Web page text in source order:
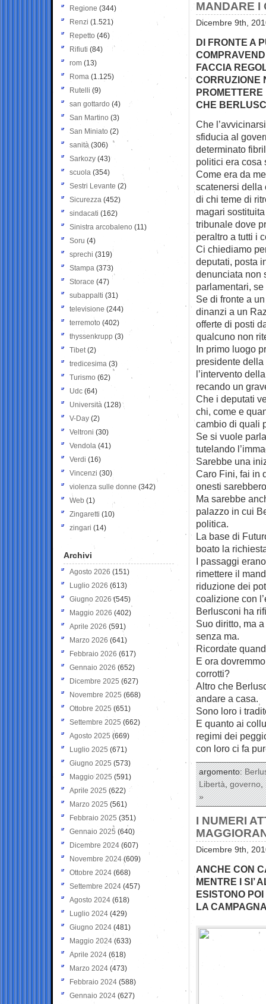
MANDARE I
Dicembre 9th,
DI FRONTE A
FACCIA
CORRUZIONE
CHE
Che
sfiducia al
determinato
politici era cosa
Come era da
scatenersi della
di chi teme di
magari
tribunale dove
peraltro a tutti i
Ci chiediamo
deputati, posta
denunciata non
parlamentari,
Se di fronte a
dinanzi a un
offerte di posti
qualcuno non
In primo luogo
presidente
l’intervento
recando un
Che i deputati
chi, come e
cambio di quali
Se si vuole
tutelando
Sarebbe una
Caro Fini, fai in
onesti
Ma sarebbe
palazzo in cui
politica.
La base di
boato la
I passaggi
rimettere il
riduzione dei
coalizione con
Berlusconi ha
Suo diritto, ma
senza ma.
Ricordate
E ora
corrotti?
Altro che
andare a casa.
Sono loro i
E quanto ai
regimi dei
con loro ci fa
argomento:
Libertà,governo,
»
I NUMERI
Dicembre 9th,
ANCHE CON
MENTRE I SI’
ESISTONO
LA
Regione (344)
Renzi (1.521)
Repetto (46)
Rifiuti (84)
rom (13)
Roma (1.125)
Rutelli (9)
san gottardo (4)
San Martino (3)
San Miniato (2)
sanità (306)
Sarkozy (43)
scuola (354)
Sestri Levante (2)
Sicurezza (452)
sindacati (162)
Sinistra arcobaleno (11)
Soru (4)
sprechi (319)
Stampa (373)
Storace (47)
subappalti (31)
televisione(244)
terremoto (402)
thyssenkrupp (3)
Tibet(2)
tredicesima (3)
Turismo (62)
Udc (64)
Università (128)
V-Day (2)
Veltroni (30)
Vendola (41)
Verdi (16)
Vincenzi (30)
violenza sulle donne (342)
Web (1)
Zingaretti (10)
zingari (14)
Archivi
Agosto 2026 (151)
Luglio 2026 (613)
Giugno 2026 (545)
Maggio 2026 (402)
Aprile 2026 (591)
Marzo 2026 (641)
Febbraio 2026 (617)
Gennaio 2026 (652)
Dicembre 2025 (627)
Novembre 2025 (668)
Ottobre 2025 (651)
Settembre 2025 (662)
Agosto 2025 (669)
Luglio 2025 (671)
Giugno 2025 (573)
Maggio 2025 (591)
Aprile 2025 (622)
Marzo 2025 (561)
Febbraio 2025 (351)
Gennaio 2025 (640)
Dicembre 2024 (607)
Novembre 2024(609)
Ottobre 2024 (668)
Settembre 2024 (457)
Agosto 2024 (618)
Luglio 2024 (429)
Giugno 2024 (481)
Maggio 2024 (633)
Aprile 2024 (618)
Marzo 2024 (473)
Febbraio 2024 (588)
Gennaio 2024 (627)